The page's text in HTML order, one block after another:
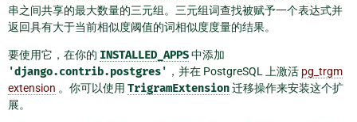
串之间共享的最大数量的三元组。三元组词查找被赋予一个表达式并
返回具有大于当前相似度阈值的词相似度度量的结果。
要使用它，在你的 INSTALLED_APPS中添加
'django.contrib.postgres' ，并在 PostgreSQL 上激活 pg_trgm
extension 。你可以使用 TrigramExtension迁移操作来安装这个扩
展。